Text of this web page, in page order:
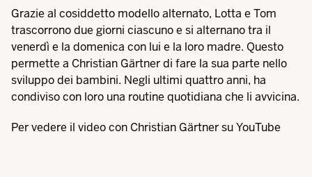
Grazie al cosiddetto modello alternato, Lotta e Tom
trascorrono due giorni ciascuno e si alternano tra il
venerdì e la domenica con lui e la loro madre. Questo
permette a Christian Gärtner di fare la sua parte nello
sviluppo dei bambini. Negli ultimi quattro anni, ha
condiviso con loro una routine quotidiana che li avvicina.
Per vedere il video con Christian Gärtner su YouTube